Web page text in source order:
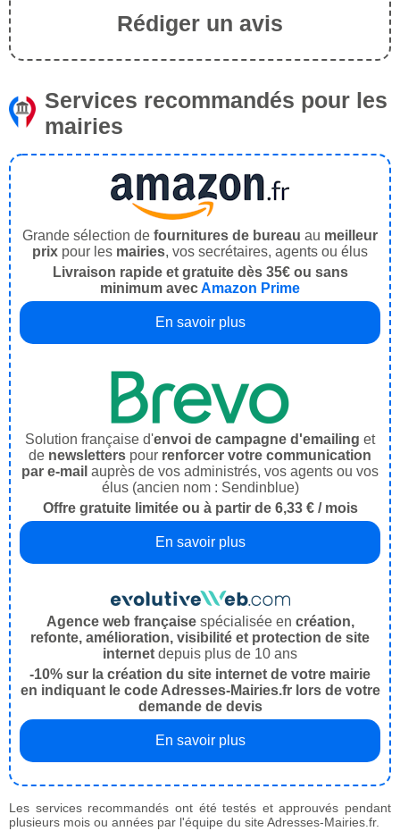
Rédiger un avis
Services recommandés pour les
mairies
Grande sélection de fournitures de bureau au meilleur
prix pour les mairies, vos secrétaires, agents ou élus
Livraison rapide et gratuite dès 35€ ou sans
minimum avecAmazon Prime
En savoir plus
Solution française d'envoi de campagne d'emailing et
de newsletters pour renforcer votre communication
par e-mail auprès de vos administrés, vos agents ou vos
élus (ancien nom : Sendinblue)
Offre gratuite limitée ou à partir de 6,33 € / mois
En savoir plus
Agence web françaisespécialisée en création,
refonte, amélioration, visibilité et protection de site
internet depuis plus de 10 ans
-10% sur la création du site internet de votre mairie
en indiquant le code Adresses-Mairies.fr lors de votre
demande de devis
En savoir plus
Les services recommandés ont été testés et approuvés pendant
plusieurs mois ou années par l'équipe du site Adresses-Mairies.fr.